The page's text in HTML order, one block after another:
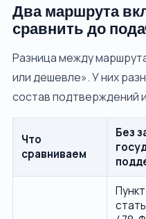
Два маршрута
сравнить до
Разница между
или дешевле». У них
состав подтверждений
Что
сравниваем
Без